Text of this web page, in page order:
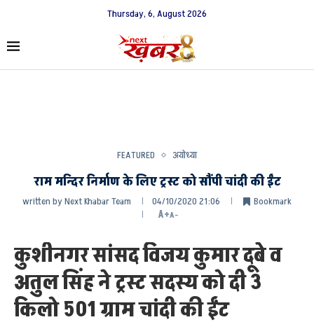
Thursday, 6, August 2026
FEATURED अयोध्या
राम मन्दिर निर्माण के लिए ट्रस्ट को सौंपी चांदी की ईंट
written byNext Khabar Team 04/10/2020 21:06
Bookmark
A+A-
कुशीनगर सांसद विजय कुमार दूबे व
अतुल सिंह ने ट्रस्ट सदस्य को दी 3
किलो 501 ग्राम चांदी की ईंट